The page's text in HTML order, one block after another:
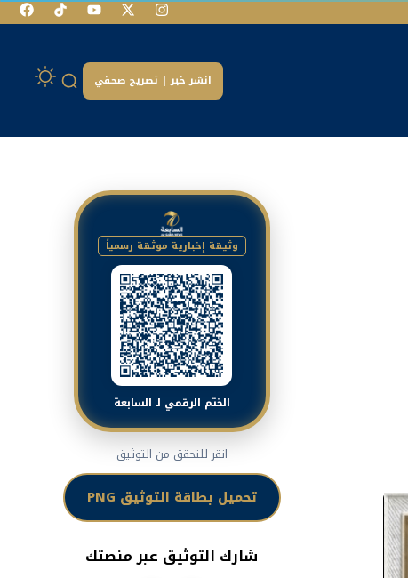
انشر خبر | تصريح صحفي
وثيقة إخبارية موثقة رسمياً
الختم الرقمي لـ السابعة
انقر للتحقق من التوثيق
تحميل بطاقة التوثيق PNG
شارك التوثيق عبر منصتك